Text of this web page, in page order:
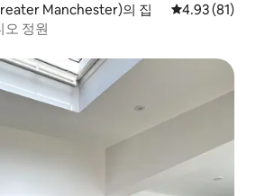
Manchester)의 집 평점 4.93점
4.93 (81)
오 정원